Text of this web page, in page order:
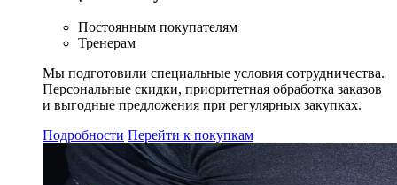
Постоянным покупателям
Тренерам
Мы подготовили специальные условия сотрудничества.
Персональные скидки, приоритетная обработка заказов
и выгодные предложения при регулярных закупках.
Подробности Перейти к покупкам